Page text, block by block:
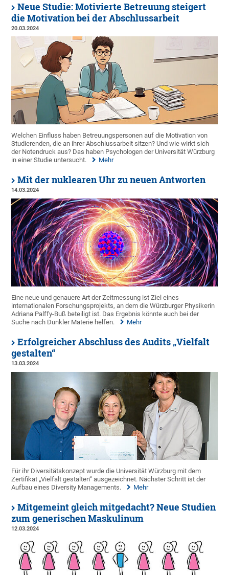
Neue Studie: Motivierte Betreuung steigert
die Motivation bei der Abschlussarbeit
20.03.2024
Welchen Einfluss haben Betreuungspersonen auf die Motivation von
Studierenden, die an ihrer Abschlussarbeit sitzen? Und wie wirkt sich
der Notendruck aus? Das haben Psychologen der Universität Würzburg
in einer Studie untersucht.
Mehr
Mit der nuklearen Uhr zu neuen Antworten
14.03.2024
Eine neue und genauere Art der Zeitmessung ist Ziel eines
internationalen Forschungsprojekts, an dem die Würzburger Physikerin
Adriana Palffy-Buß beteiligt ist. Das Ergebnis könnte auch bei der
Suche nach Dunkler Materie helfen.
Mehr
Erfolgreicher Abschluss des Audits „Vielfalt
gestalten“
13.03.2024
Für ihr Diversitätskonzept wurde die Universität Würzburg mit dem
Zertifikat „Vielfalt gestalten“ ausgezeichnet. Nächster Schritt ist der
Aufbau eines Diversity Managements.
Mehr
Mitgemeint gleich mitgedacht? Neue Studien
zum generischen Maskulinum
12.03.2024